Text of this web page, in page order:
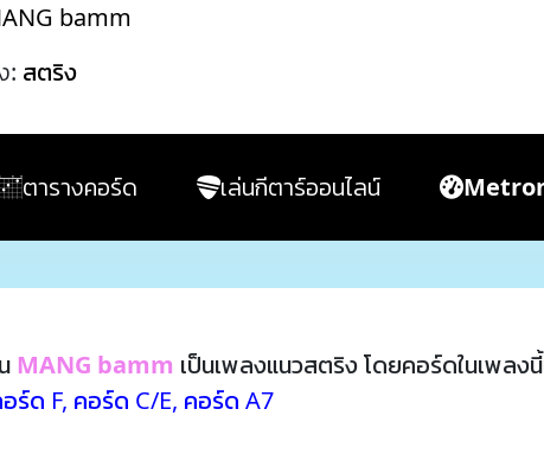
bamm
: สตริง
ตารางคอร์ด เล่นกีตาร์ออนไลน์
MANG bamm เป็นเพลงแนวสตริง โดยคอร์ดในเพลง
ร์ด F, คอร์ด C/E, คอร์ด A7